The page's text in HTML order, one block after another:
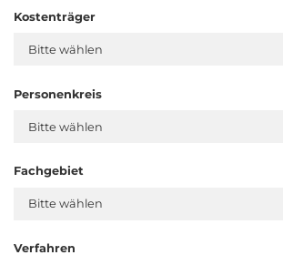
Kostenträger
Personenkreis
Fachgebiet
Verfahren